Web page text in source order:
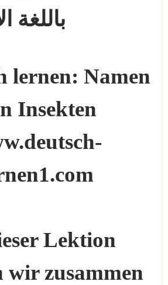
باللغة
lernen: Namen
Insekten
Lektion
wir zusammen